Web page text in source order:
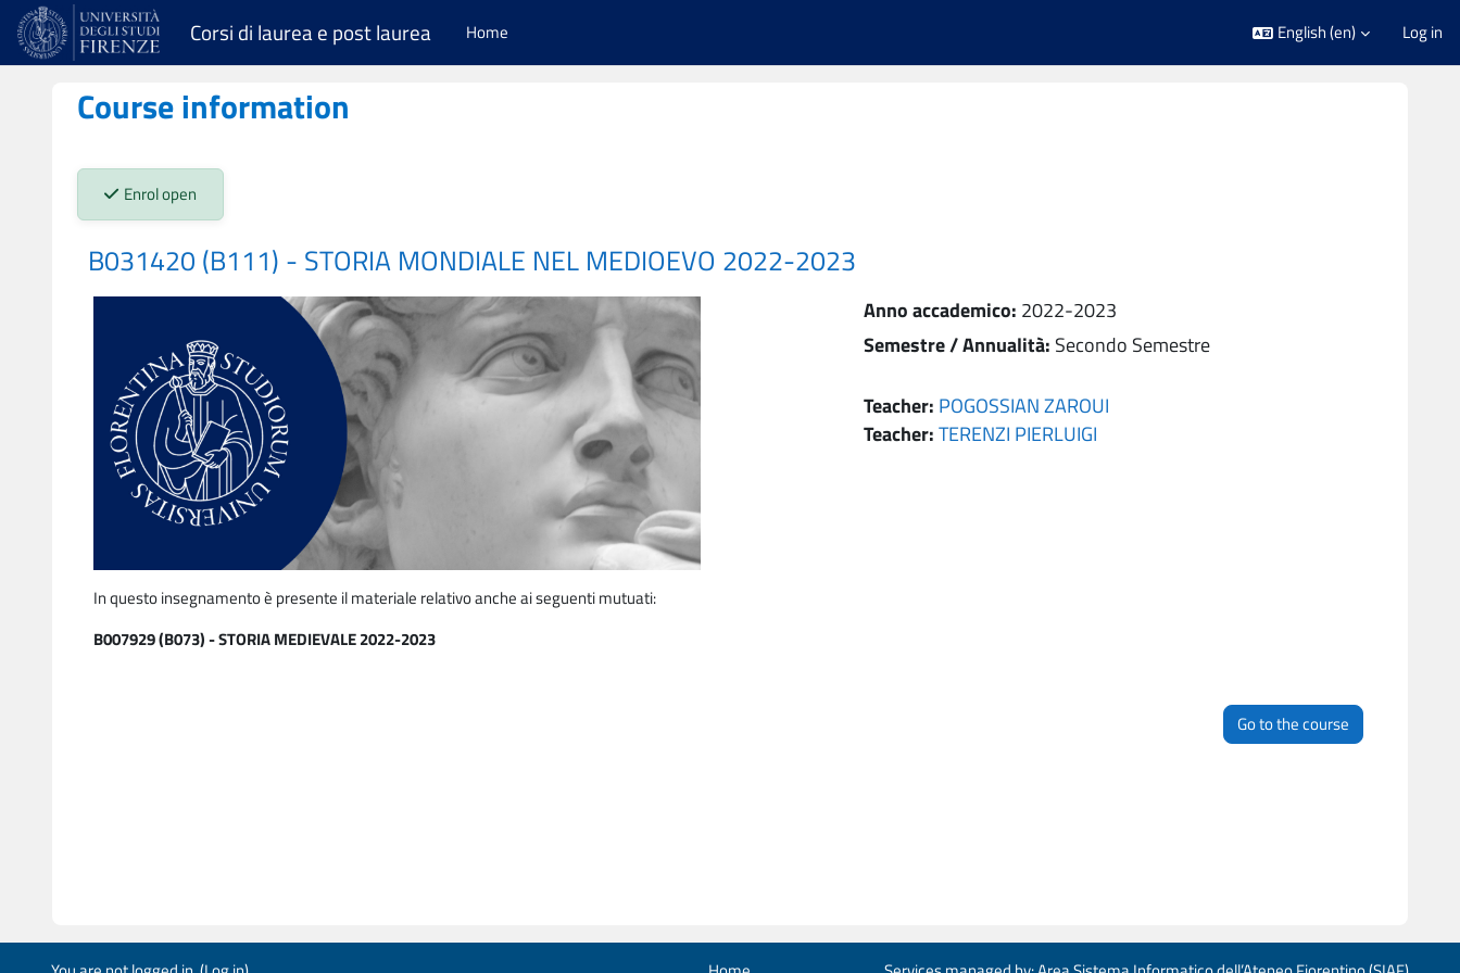
Skip to main content
Corsi di laurea e post laurea Home English ‎(en)‎ Log in
Course information
Stato iscrizioni:
Enrol open
B031420 (B111) - STORIA MONDIALE NEL MEDIOEVO 2022-2023
In questo insegnamento è presente il materiale relativo anche ai seguenti mutuati:
B007929 (B073) - STORIA MEDIEVALE 2022-2023
Anno accademico: 2022-2023
Semestre / Annualità: Secondo Semestre
Teacher: POGOSSIAN ZAROUI
Teacher:TERENZI PIERLUIGI
Go to the course